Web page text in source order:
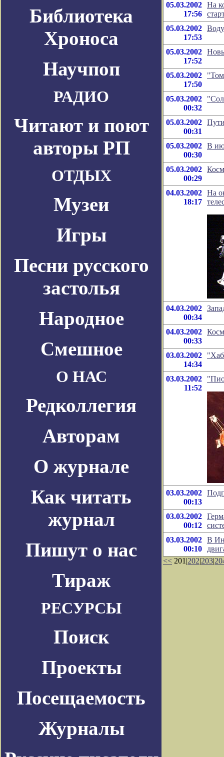
Библиотека
Хроноса
Научпоп
РАДИО
Читают и поют
авторы РП
ОТДЫХ
Музеи
Игры
Песни русского
застолья
Народное
Смешное
О НАС
Редколлегия
Авторам
О журнале
Как читать
журнал
Пишут о нас
Тираж
РЕСУРСЫ
Поиск
Проекты
Посещаемость
Журналы
05.03.2002
17:56
На
05.03.2002
17:53
05.03.2002
17:52
05.03.2002
17:50
05.03.2002
00:32
05.03.2002
00:31
05.03.2002
00:30
В
05.03.2002
00:29
04.03.2002
18:17
На
04.03.2002
00:34
04.03.2002
00:33
03.03.2002
14:34
03.03.2002
11:52
03.03.2002
00:13
03.03.2002
00:12
03.03.2002
00:10
В
<< 201|202|203|